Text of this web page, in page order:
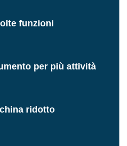
funzioni
per più attività
ridotto